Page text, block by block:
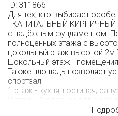
ID: 311866
Для тех, кто выбирает
- КАПИТАЛЬНЫЙ
с надёжным фундаментом.
полноценных этажа с
цокольный этаж высотой 2м
Цокольный этаж -
Также площадь позволяет
спортзал
1 этаж - кухня, гостиная,
2 этаж - 2 спальни, зал с
ФУНДАМЕНТ- ж/б монолит